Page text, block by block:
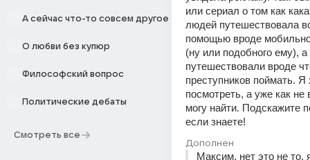
А сейчас что-то совсем другое
О любви без купюр
Философский вопрос
Политические дебаты
Смотреть все
или сериал о том как
людей путешествовала
помощью вроде
(ну или подобного ему), а
путешествовали вроде
преступников поймать. Я
посмотреть, а уже как не
могу найти. Подскажите
если знаете!
Дополнен
Максим, нет это не то,